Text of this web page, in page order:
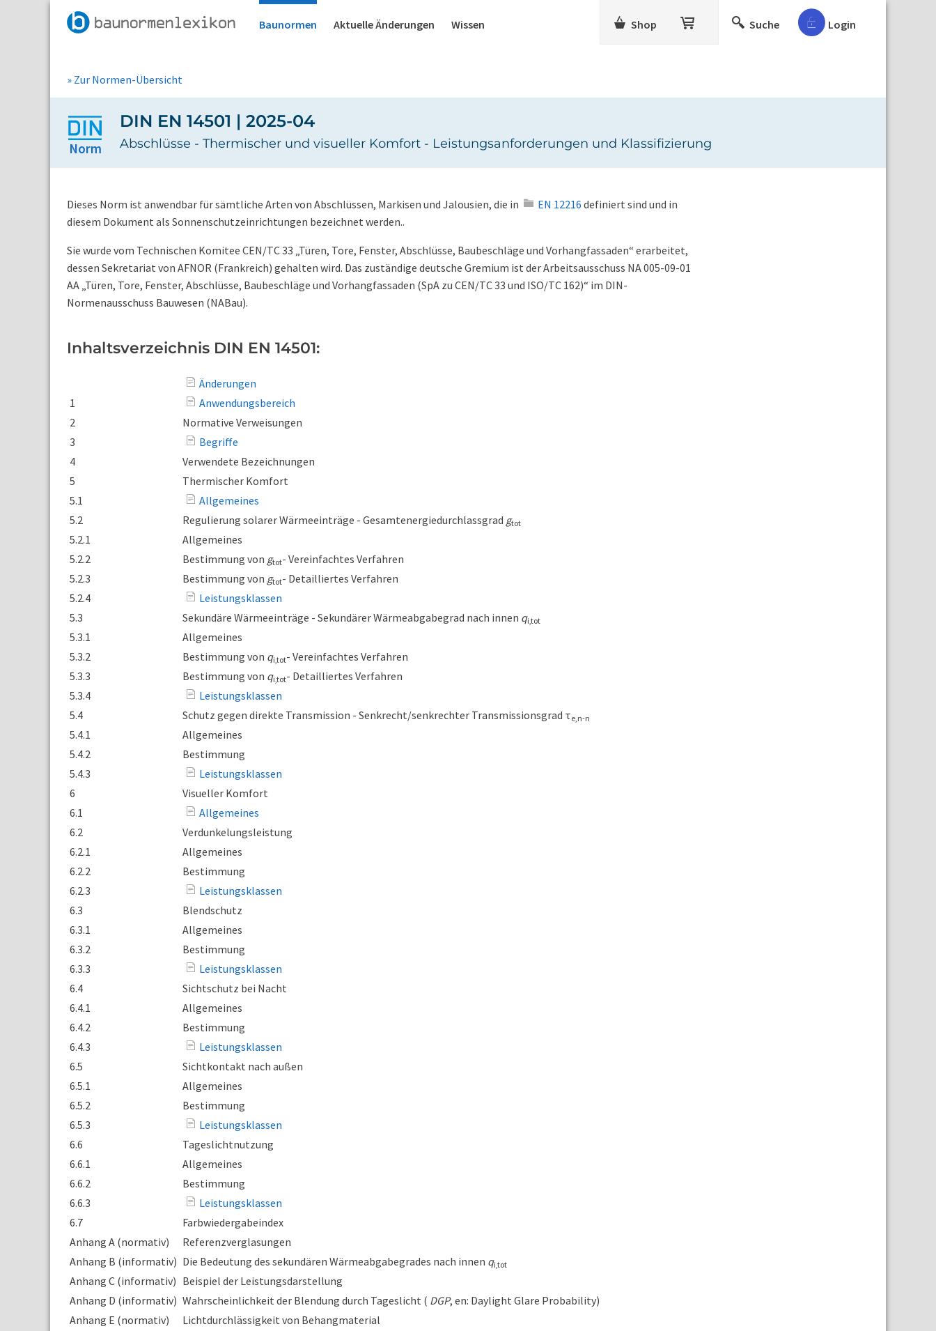
Baunormen Aktuelle Änderungen Wissen Shop Suche Login
» Zur Normen-Übersicht
Norm
DIN EN 14501 | 2025-04
Abschlüsse - Thermischer und visueller Komfort - Leistungsanforderungen und Klassifizierung
Dieses Norm ist anwendbar für sämtliche Arten von Abschlüssen, Markisen und Jalousien, die in EN 12216 definiert sind und in
diesem Dokument als Sonnenschutzeinrichtungen bezeichnet werden..
Sie wurde vom Technischen Komitee CEN/TC 33 „Türen, Tore, Fenster, Abschlüsse, Baubeschläge und Vorhangfassaden“ erarbeitet,
dessen Sekretariat von AFNOR (Frankreich) gehalten wird. Das zuständige deutsche Gremium ist der Arbeitsausschuss NA 005-09-01
AA „Türen, Tore, Fenster, Abschlüsse, Baubeschläge und Vorhangfassaden (SpA zu CEN/TC 33 und ISO/TC 162)“ im DIN-
Normenausschuss Bauwesen (NABau).
Inhaltsverzeichnis DIN EN 14501:
Änderungen
1
Anwendungsbereich
2
Normative Verweisungen
3
Begriffe
4
Verwendete Bezeichnungen
5
Thermischer Komfort
5.1
Allgemeines
5.2
Regulierung solarer Wärmeeinträge - Gesamtenergiedurchlassgrad gtot
5.2.1
Allgemeines
5.2.2
Bestimmung von gtot- Vereinfachtes Verfahren
5.2.3
Bestimmung von gtot- Detailliertes Verfahren
5.2.4
Leistungsklassen
5.3
Sekundäre Wärmeeinträge - Sekundärer Wärmeabgabegrad nach innen qi,tot
5.3.1
Allgemeines
5.3.2
Bestimmung von qi,tot- Vereinfachtes Verfahren
5.3.3
Bestimmung von qi,tot- Detailliertes Verfahren
5.3.4
Leistungsklassen
5.4
Schutz gegen direkte Transmission - Senkrecht/senkrechter Transmissionsgrad τe,n-n
5.4.1
Allgemeines
5.4.2
Bestimmung
5.4.3
Leistungsklassen
6
Visueller Komfort
6.1
Allgemeines
6.2
Verdunkelungsleistung
6.2.1
Allgemeines
6.2.2
Bestimmung
6.2.3
Leistungsklassen
6.3
Blendschutz
6.3.1
Allgemeines
6.3.2
Bestimmung
6.3.3
Leistungsklassen
6.4
Sichtschutz bei Nacht
6.4.1
Allgemeines
6.4.2
Bestimmung
6.4.3
Leistungsklassen
6.5
Sichtkontakt nach außen
6.5.1
Allgemeines
6.5.2
Bestimmung
6.5.3
Leistungsklassen
6.6
Tageslichtnutzung
6.6.1
Allgemeines
6.6.2
Bestimmung
6.6.3
Leistungsklassen
6.7
Farbwiedergabeindex
Anhang A (normativ)
Referenzverglasungen
Anhang B (informativ) Die Bedeutung des sekundären Wärmeabgabegrades nach innen qi,tot
Anhang C (informativ) Beispiel der Leistungsdarstellung
Anhang D (informativ) Wahrscheinlichkeit der Blendung durch Tageslicht ( DGP, en: Daylight Glare Probability)
Anhang E (normativ)
Lichtdurchlässigkeit von Behangmaterial